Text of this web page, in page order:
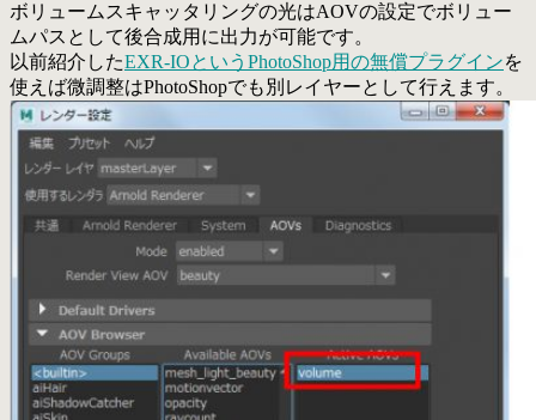
ボリュームスキャッタリングの光はAOVの設定でボリュー
ムパスとして後合成用に出力が可能です。
以前紹介したEXR-IOというPhotoShop用の無償プラグインを
使えば微調整はPhotoShopでも別レイヤーとして行えます。